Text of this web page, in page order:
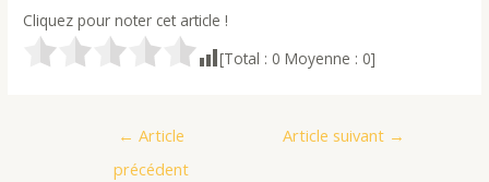
Cliquez pour noter cet article !
[Total : 0 Moyenne : 0]
← Article
précédent
Article suivant →